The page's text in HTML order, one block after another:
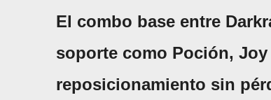
El combo base entre
soporte como Poción,
reposicionamiento sin